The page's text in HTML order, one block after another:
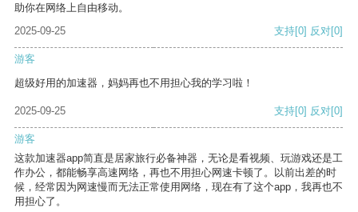
助你在网络上自由移动。
2025-09-25
支持[0] 反对[0]
游客
超级好用的加速器，妈妈再也不用担心我的学习啦！
2025-09-25 支持[0] 反对[0]
游客
这款加速器app简直是居家旅行必备神器，无论是看视频、玩游戏还是工
作办公，都能畅享高速网络，再也不用担心网速卡顿了。以前出差的时
候，经常因为网速慢而无法正常使用网络，现在有了这个app，我再也不
用担心了。